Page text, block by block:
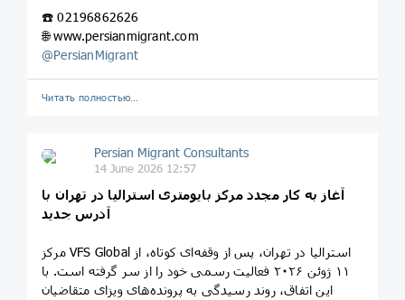
☎️ 02196862626
🌐 www.persianmigrant.com
@PersianMigrant
Читать полностью…
Persian Migrant Consultants
14 June 2026 12:57
آغاز به کار مجدد مرکز بایومتری استرالیا در تهران با
آدرس جدید
مرکز VFS Global استرالیا در تهران، پس از وقفه‌ای کوتاه، از
۱۱ ژوئن ۲۰۲۶ فعالیت رسمی خود را از سر گرفته است. با
این اتفاق، روند رسیدگی به پرونده‌های ویزای متقاضیان